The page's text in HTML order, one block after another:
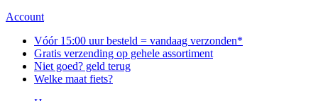
Account
Vóór 15:00 uur besteld = vandaag verzonden*
Gratis verzending op gehele assortiment
Niet goed? geld terug
Welke maat fiets?